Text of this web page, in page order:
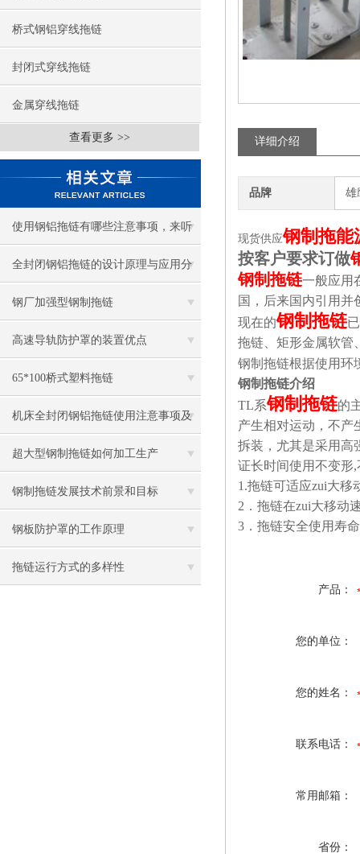
桥式钢铝穿线拖链
封闭式穿线拖链
金属穿线拖链
查看更多 >>
使用钢铝拖链有哪些注意事项，来听
听钢铝拖链厂家怎么说！
全封闭钢铝拖链的设计原理与应用分
析
钢厂加强型钢制拖链
高速导轨防护罩的装置优点
65*100桥式塑料拖链
机床全封闭钢铝拖链使用注意事项及
其选用要点
超大型钢制拖链如何加工生产
钢制拖链发展技术前景和目标
钢板防护罩的工作原理
拖链运行方式的多样性
详细介绍
品牌 雄
现货供应钢制拖能
按客户要求订做
钢制拖链一般应用
国，后来国内引用并
现在的钢制拖链
拖链、矩形金属软管
钢制拖链根据使用环
钢制拖链介绍
TL系钢制拖链的
产生相对运动，不产
拆装，尤其是采用高
证长时间使用不变形
1.拖链可适应zui大移
2 ．拖链在zui大移动
3 ．拖链安全使用寿
产品：
您的单位：
您的姓名：
联系电话：
常用邮箱：
省份：